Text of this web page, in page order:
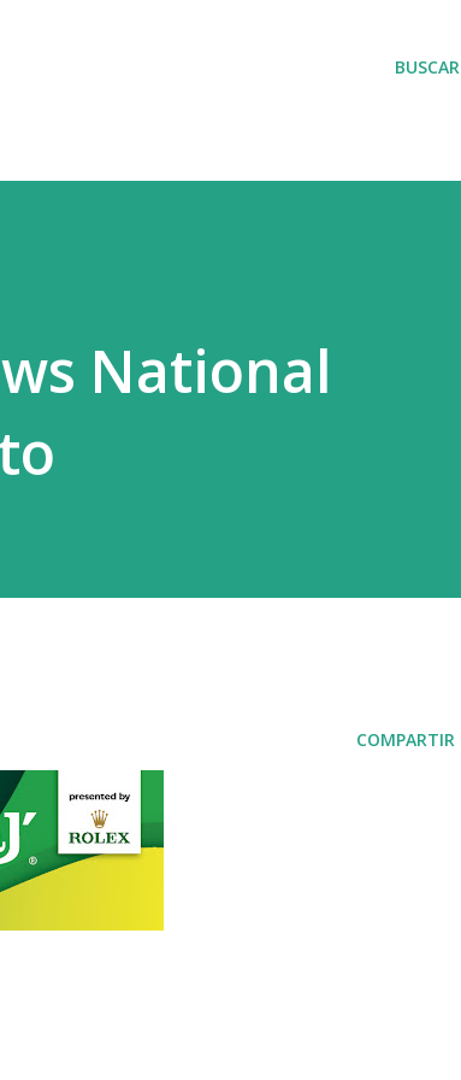
BUSCAR
National
COMPARTIR